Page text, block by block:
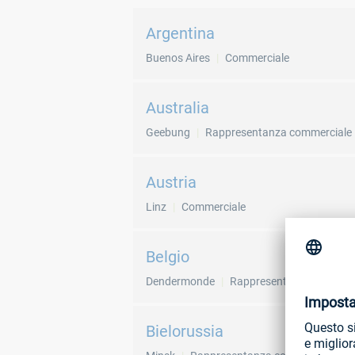
Argentina
Buenos Aires Commerciale
Australia
Geebung Rappresentanza commerciale
Austria
Linz Commerciale
Belgio
Dendermonde Rappresentanza
Bielorussia